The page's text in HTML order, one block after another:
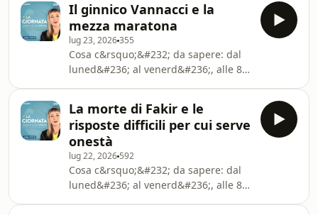
podcast anche su Spotify, Apple
Podcasts e Amazon Music.See
omnystudio.com/listener for privacy
information.
Il ginnico Vannacci e la
mezza maratona
lug 23, 2026355
Cosa c&rsquo;&#232; da sapere: dal
luned&#236; al venerd&#236;, alle 8,
podcast anche su Spotify, Apple
Podcasts e Amazon Music.Â ÂSee
omnystudio.com/listener for privacy
information.
La morte di Fakir e le
risposte difficili per cui serve
onestà
lug 22, 2026 592
Cosa c&rsquo;&#232; da sapere: dal
luned&#236; al venerd&#236;, alle 8,